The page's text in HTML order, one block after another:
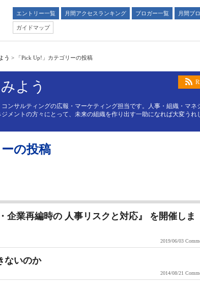
エントリー一覧 月間アクセスランキング ブロガー一覧
月間ブ
ガイドマップ
う > 「Pick Up!」カテゴリーの投稿
よう
ンサルティングの広報・マーケティング担当です。人事・組織・マネ
メントの方々にとって、未来の組織を作り出す一助になれば大変うれ
の投稿
企業再編時の 人事リスクと対応』 を開催しま
2019/06/03
ないのか
2014/08/21